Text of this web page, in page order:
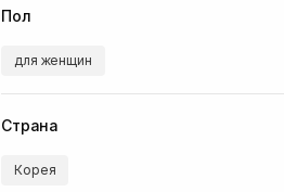
Пол
для женщин
Страна
Корея